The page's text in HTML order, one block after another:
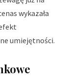
wykazała
umiejętności.